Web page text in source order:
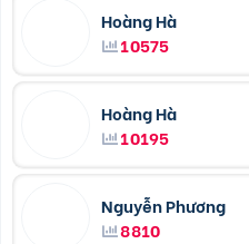
Hoàng Hà
10575
Hoàng Hà
10195
Nguyễn Phương
8810